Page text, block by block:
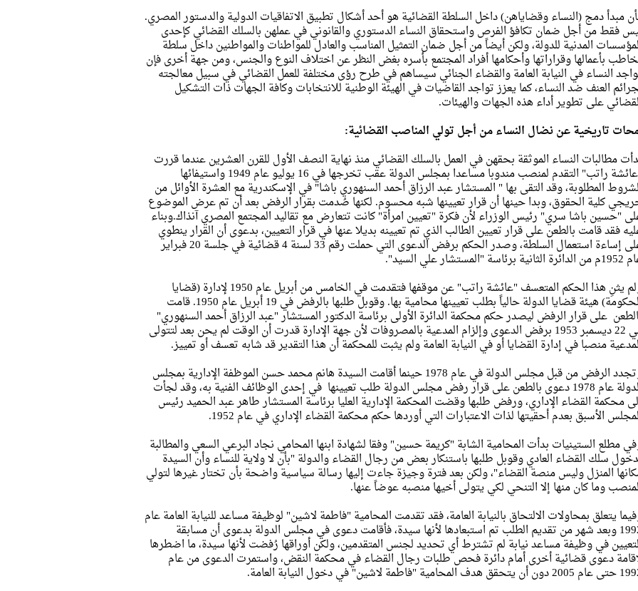
مبدأ دمج (النساء وقضاياهن) داخل السلطة القضائية هو أحد أشكال تطبيق الاتفاقيات الدولية والدستور المصري.
فقط من أجل ضمان تكافؤ الفرص واستحقاق النساء الدستوري والقانوني في عملهن بالسلك القضائي كإحدى
المدنية للدولة، ولكن أيضاً من أجل ضمان التمثيل المناسب والعادل للمواطنات والمواطنين داخل سلطة
بأعمالها وقراراتها وأحكامها أفراد المجتمع بأسره بغض النظر عن اختلاف النوع والجنس، ومن جهة أخرى فإن
النساء في النيابة العامة والقضاء الجنائي سيساهم في طرح رؤى مختلفة للعمل القضائي في سبيل معالجته
العنف ضد النساء، كما يعزز تواجد القاضيات في الهيئة الوطنية للانتخابات وكافة الجهات ذات التشكيل
على تطوير أداء هذه الجهات والهيئات.
تاريخية عن نضال النساء من أجل تولي المناصب القضائية:
مطالبات النساء الموثقة بحقهن في العمل بالسلك القضائي منذ نهاية النصف الأول للقرن العشرين عندما قررت
"عائشة راتب" التقدم لمنصب مندوبا مساعدا بمجلس الدولة عقب تخرجها في 16 يوليو عام 1949 واستيفائها
المطلوبة، وقد التقى بها " المستشار عبد الرزاق أحمد السنهوري باشا" في الإسكندرية مع العشرة الأوائل من
كلية الحقوق، وبدا حينها أن قرار تعيينها شبه محسوم. لكنها صُدمت بقرار الرفض بعد أن تم عرض الموضوع
"حسين باشا سري" رئيس الوزراء لأن فكرة "تعيين امرأة" كانت تتعارض مع تقاليد المجتمع المصري آنذاك.وبناء
فقد قامت بالطعن على قرار تعيين الطالب الذي تم تعيينه بديلا عنها في قرار التعيين، بدعوى أن القرار ينطوي
على إساءة استعمال السلطة، وصدر الحكم برفض الدعوى التي حملت رقم 33 لسنة 4 قضائية في جلسة 20 فبراير
"المستشار علي السيد".
ولم يثنِ هذا الحكم المتعسف "عائشة راتب" عن موقفها فتقدمت في الخامس من أبريل عام 1950 لإدارة (قضايا
الحكومة) هيئة قضايا الدولة حالياً بطلب تعيينها محامية بها. وقوبل طلبها بالرفض في 19 أبريل عام 1950. قامت
على قرار الرفض ليصدر حكم محكمة الدائرة الأولى برئاسة الدكتور المستشار "عبد الرزاق أحمد السنهوري"
في 22 ديسمبر 1953 برفض الدعوى وإلزام المدعية بالمصروفات لأن جهة الإدارة قدرت أن الوقت لم يحن بعد لتتولى
منصبا في إدارة القضايا أو في النيابة العامة ولم يثبت للمحكمة أن هذا التقدير قد شابه تعسف أو تمييز.
وتجدد الرفض من قبل مجلس الدولة في عام 1978 حينما أقامت السيدة هانم محمد حسن الموظفة الإدارية بمجلس
الدولة عام 1978 دعوى بالطعن على قرار رفض مجلس الدولة طلب تعيينها في إحدى الوظائف الفنية به، وقد لجأت
محكمة القضاء الإداري، ورفض طلبها وقضت المحكمة الإدارية العليا برئاسة المستشار طاهر عبد الحميد رئيس
الأسبق بعدم أحقيتها لذات الاعتبارات التي أوردها حكم محكمة القضاء الإداري في عام 1952.
مطلع الستينيات بدأت المحامية الشابة "كريمة حسين" وفقا لشهادة ابنها المحامي نجاد البرعي السعي والمطالبة
سلك القضاء العادي وقوبل طلبها باستنكار بعض من رجال القضاء والدولة "بأن لا ولاية للنساء وأن السيدة
المنزل وليس منصة القضاء"، ولكن بعد فترة وجيزة جاءت إليها رسالة سياسية واضحة بأن تختار غيرها لتولي
وما كان منها إلا التنحي لكي يتولى أخيها منصبه عوضاً عنها.
يتعلق بمحاولات الالتحاق بالنيابة العامة، فقد تقدمت المحامية "فاطمة لاشين" لوظيفة مساعد للنيابة العامة عام
1992 وبعد شهر من تقديم الطلب تم استبعادها لأنها سيدة، فأقامت دعوى في مجلس الدولة بدعوى أن مسابقة
في وظيفة مساعد نيابة لم تشترط أي تحديد لجنس المتقدمين، ولكن أوراقها رُفضت لأنها سيدة، ما اضطرها
دعوى قضائية أخرى أمام دائرة فحص طلبات رجال القضاء في محكمة النقض، واستمرت الدعوى من عام
هدف المحامية "فاطمة لاشين" في دخول النيابة العامة.